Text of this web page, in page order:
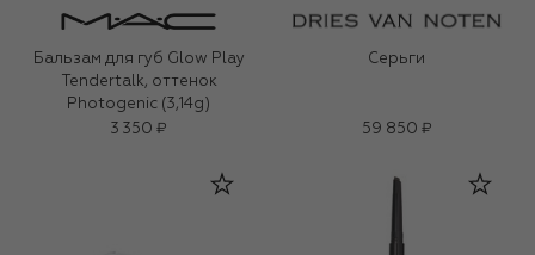
Бальзам для губ Glow Play
Tendertalk, оттенок
Photogenic (3,14g)
3 350 ₽
Серьги
59 850 ₽